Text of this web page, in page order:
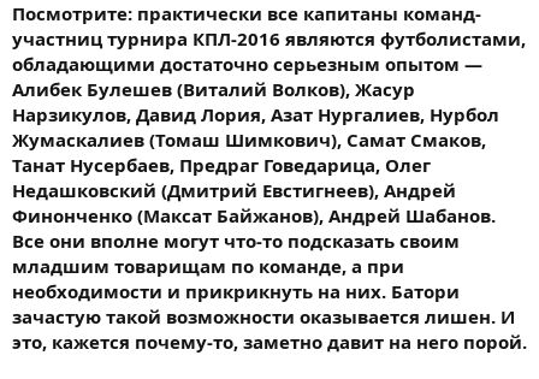
Посмотрите: практически все капитаны команд-
участниц турнира КПЛ-2016 являются футболистами,
обладающими достаточно серьезным опытом —
Алибек Булешев (Виталий Волков), Жасур
Нарзикулов, Давид Лория, Азат Нургалиев, Нурбол
Жумаскалиев (Томаш Шимкович), Самат Смаков,
Танат Нусербаев, Предраг Говедарица, Олег
Недашковский (Дмитрий Евстигнеев), Андрей
Финонченко (Максат Байжанов), Андрей Шабанов.
Все они вполне могут что-то подсказать своим
младшим товарищам по команде, а при
необходимости и прикрикнуть на них. Батори
зачастую такой возможности оказывается лишен. И
это, кажется почему-то, заметно давит на него порой.